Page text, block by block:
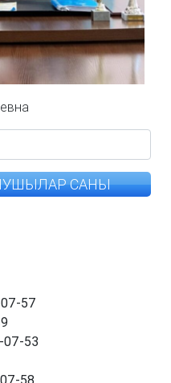
САНЫ
57
07-53
58